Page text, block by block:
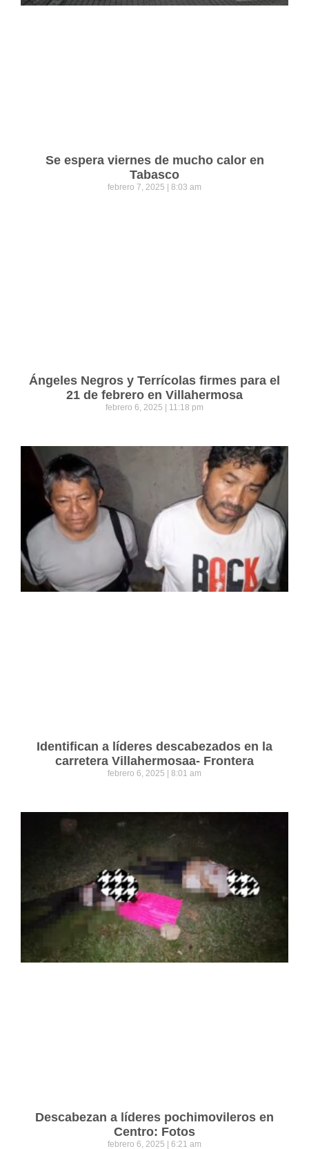
Se espera viernes de mucho calor en
Tabasco
febrero 7, 2025 8:03 am
Ángeles Negros y Terrícolas firmes para el
21 de febrero en Villahermosa
febrero 6, 2025 11:18 pm
Identifican a líderes descabezados en la
carretera Villahermosaa- Frontera
febrero 6, 2025 8:01 am
Descabezan a líderes pochimovileros en
Centro: Fotos
febrero 6, 2025 6:21 am